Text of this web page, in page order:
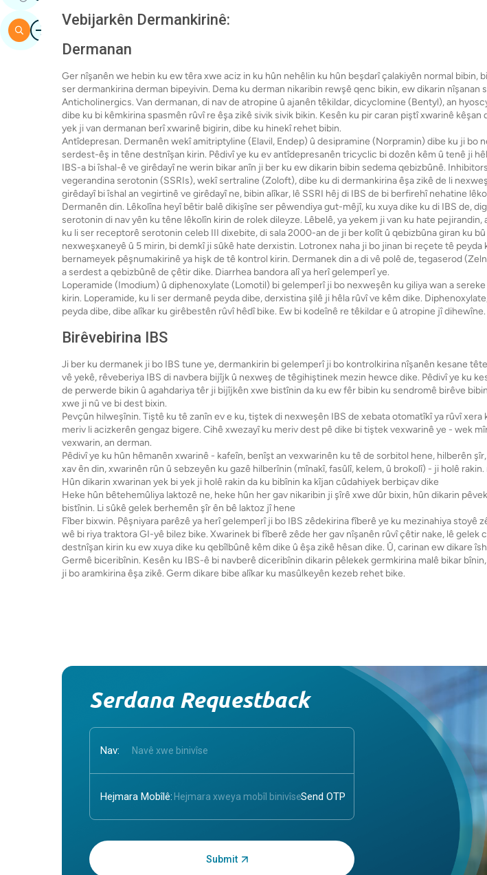
Vebijarkên Dermankirinê:
Dermanan
Ger nîşanên we hebin ku ew têra xwe aciz in ku hûn nehêlin ku hûn beşdarî çalakiyên normal bibin,
ser dermankirina derman bipeyivin. Dema ku derman nikaribin rewşê qenc bikin, ew dikarin nîşanan
Anticholinergics. Van dermanan, di nav de atropine û ajanên têkildar, dicyclomine (Bentyl), an
dibe ku bi kêmkirina spasmên rûvî re êşa zikê sivik sivik bikin. Kesên ku pir caran piştî xwarinê kêşan
yek ji van dermanan berî xwarinê bigirin, dibe ku hinekî rehet bibin.
Antîdepresan. Dermanên wekî amitriptyline (Elavil, Endep) û desipramine (Norpramin) dibe ku ji bo
serdest-êş in têne destnîşan kirin. Pêdivî ye ku ev antîdepresanên tricyclic bi dozên kêm û tenê ji
IBS-a bi îshal-ê ve girêdayî ne werin bikar anîn ji ber ku ew dikarin bibin sedema qebizbûnê.
vegerandina serotonin (SSRIs), wekî sertraline (Zoloft), dibe ku di dermankirina êşa zikê de li
girêdayî bi îshal an vegirtinê ve girêdayî ne, bibin alîkar, lê SSRI hêj di IBS de bi berfirehî nehatine
Dermanên din. Lêkolîna heyî bêtir balê dikişîne ser pêwendiya gut-mêjî, ku xuya dike ku di IBS de,
serotonin di nav yên ku têne lêkolîn kirin de rolek dileyze. Lêbelê, ya yekem ji van ku hate
ku li ser receptorê serotonin celeb III dixebite, di sala 2000-an de ji ber kolît û qebizbûna giran ku
nexweşxaneyê û 5 mirin, bi demkî ji sûkê hate derxistin. Lotronex naha ji bo jinan bi reçete tê peyda
bernameyek pêşnumakirinê ya hişk de tê kontrol kirin. Dermanek din a di vê polê de, tegaserod
a serdest a qebizbûnê de çêtir dike. Diarrhea bandora alî ya herî gelemperî ye.
Loperamide (Imodium) û diphenoxylate (Lomotil) bi gelemperî ji bo nexweşên ku giliya wan a
kirin. Loperamide, ku li ser dermanê peyda dibe, derxistina şilê ji hêla rûvî ve kêm dike.
peyda dibe, dibe alîkar ku girêbestên rûvî hêdî bike. Ew bi kodeînê re têkildar e û atropine jî dihewîne.
Birêvebirina IBS
Ji ber ku dermanek ji bo IBS tune ye, dermankirin bi gelemperî ji bo kontrolkirina nîşanên kesane
vê yekê, rêveberiya IBS di navbera bijîjk û ​​nexweş de têgihiştinek mezin hewce dike. Pêdivî ye ku
de perwerde bikin û agahdariya têr ji bijîjkên xwe bistînin da ku ew fêr bibin ku sendromê birêve
xwe ji nû ve bi dest bixin.
Pevçûn hilweşînin. Tiştê ku tê zanîn ev e ku, tiştek di nexweşên IBS de xebata otomatîkî ya rûvî xera
meriv li acizkerên gengaz bigere. Cihê xwezayî ku meriv dest pê dike bi tiştek vexwarinê ye - wek
vexwarin, an derman.
Pêdivî ye ku hûn hêmanên xwarinê - kafeîn, benîşt an vexwarinên ku tê de sorbitol hene, hilberên
xav ên din, xwarinên rûn û sebzeyên ku gazê hilberînin (mînakî, fasûlî, kelem, û brokolî) - ji holê rakin.
Hûn dikarin xwarinan yek bi yek ji holê rakin da ku bibînin ka kîjan cûdahiyek berbiçav dike
Heke hûn bêtehemûliya laktozê ne, heke hûn her gav nikaribin ji şîrê xwe dûr bixin, hûn dikarin
bistînin. Li sûkê gelek berhemên şîr ên bê laktoz jî hene
Fîber bixwin. Pêşniyara parêzê ya herî gelemperî ji bo IBS zêdekirina fîberê ye ku mezinahiya stoyê
wê bi riya traktora GI-yê bilez bike. Xwarinek bi fîberê zêde her gav nîşanên rûvî çêtir nake, lê gelek
destnîşan kirin ku ew xuya dike ku qebîlbûnê kêm dike û êşa zikê hêsan dike. Û, carinan ew dikare
Germê biceribînin. Kesên ku IBS-ê bi navberê diceribînin dikarin pêlekek germkirina malê bikar
ji bo aramkirina êşa zikê. Germ dikare bibe alîkar ku masûlkeyên kezeb rehet bike.
Serdana Requestback
Nav:
Hejmara Mobîlê:
OTP binivîse:
WêneGerr